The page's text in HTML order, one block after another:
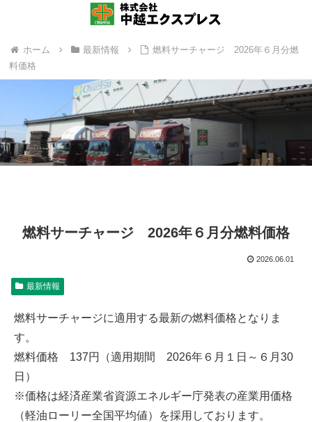
ホーム 最新情報
燃料サーチャージ 2026年６月分燃
料価格
燃料サーチャージ 2026年６月分燃料価格
2026.06.01
最新情報
燃料サーチャージに適用する最新の燃料価格となりま
す。
燃料価格 137円（適用期間 2026年６月１日～６月30
日）
※価格は経済産業省資源エネルギー庁発表の産業用価格
（軽油ローリー全国平均値）を採用しております。